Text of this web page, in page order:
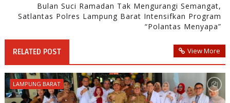
Bulan Suci Ramadan Tak Mengurangi Semangat,
Satlantas Polres Lampung Barat Intensifkan Program
“Polantas Menyapa”
RELATED POST View More
LAMPUNG BARAT